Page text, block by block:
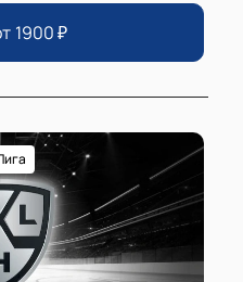
1900₽